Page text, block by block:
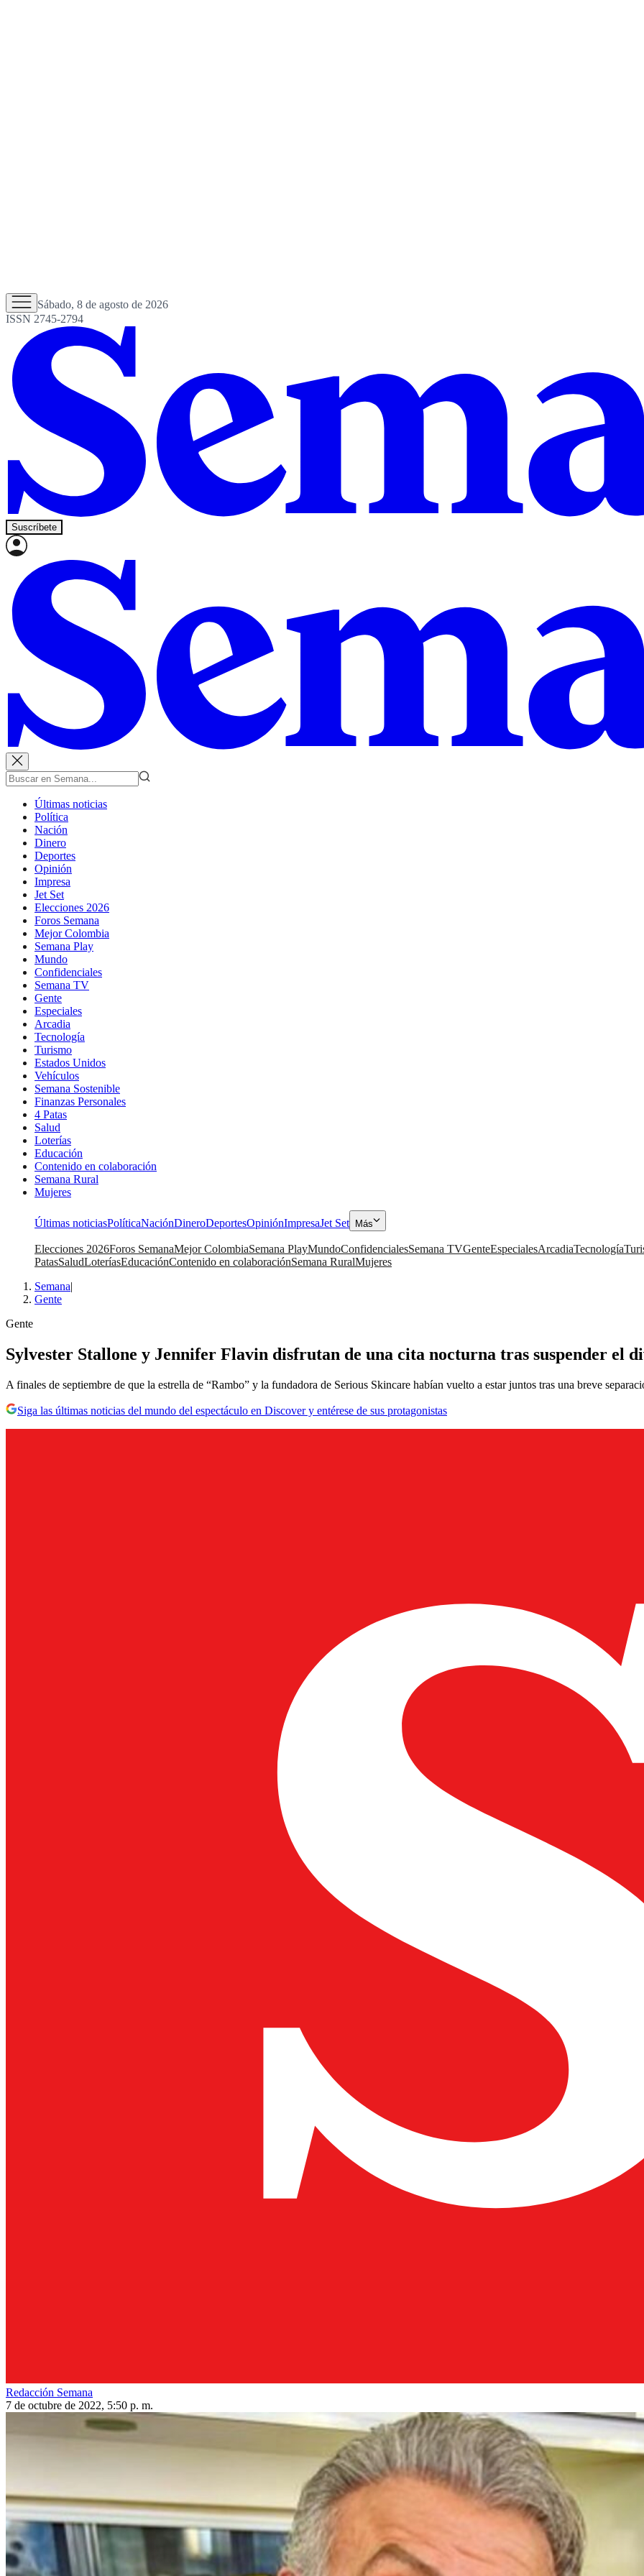
Sábado, 8 de agosto de 2026
ISSN 2745-2794
Suscríbete
Últimas noticias
Política
Nación
Dinero
Deportes
Opinión
Impresa
Jet Set
Elecciones 2026
Foros Semana
Mejor Colombia
Semana Play
Mundo
Confidenciales
Semana TV
Gente
Especiales
Arcadia
Tecnología
Turismo
Estados Unidos
Vehículos
Semana Sostenible
Finanzas Personales
4 Patas
Salud
Loterías
Educación
Contenido en colaboración
Semana Rural
Mujeres
Últimas noticiasPolíticaNaciónDineroDeportesOpiniónImpresaJet Set Más
Elecciones 2026Foros SemanaMejor ColombiaSemana PlayMundoConfidencialesSemana TVGenteEspecialesArcadiaTecnología
PatasSaludLoteríasEducaciónContenido en colaboraciónSemana RuralMujeres
Semana|
Gente
Gente
Sylvester Stallone y Jennifer Flavin disfrutan de una cita nocturna tras suspender el
A finales de septiembre de que la estrella de “Rambo” y la fundadora de Serious Skincare habían vuelto a estar juntos tras una breve
Siga las últimas noticias del mundo del espectáculo en Discover y entérese de sus protagonistas
Redacción Semana
7 de octubre de 2022, 5:50 p. m.